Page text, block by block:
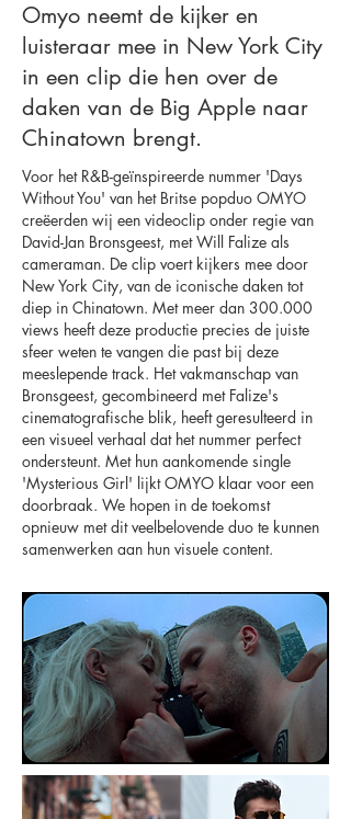
Omyo neemt de kijker en
luisteraar mee in New York City
in een clip die hen over de
daken van de Big Apple naar
Chinatown brengt.
Voor het R&B-geïnspireerde nummer 'Days
Without You' van het Britse popduo OMYO
creëerden wij een videoclip onder regie van
David-Jan Bronsgeest, met Will Falize als
cameraman. De clip voert kijkers mee door
New York City, van de iconische daken tot
diep in Chinatown. Met meer dan 300.000
views heeft deze productie precies de juiste
sfeer weten te vangen die past bij deze
meeslepende track. Het vakmanschap van
Bronsgeest, gecombineerd met Falize's
cinematografische blik, heeft geresulteerd in
een visueel verhaal dat het nummer perfect
ondersteunt. Met hun aankomende single
'Mysterious Girl' lijkt OMYO klaar voor een
doorbraak. We hopen in de toekomst
opnieuw met dit veelbelovende duo te kunnen
samenwerken aan hun visuele content.